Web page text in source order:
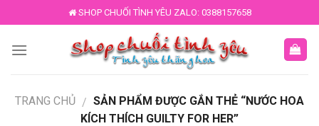
to
content
SHOP CHUỐI TÌNH YÊU ZALO: 0388157658
TRANG CHỦ / SẢN PHẨM ĐƯỢC GẮN THẺ “NƯỚC HOA
KÍCH THÍCH GUILTY FOR HER”